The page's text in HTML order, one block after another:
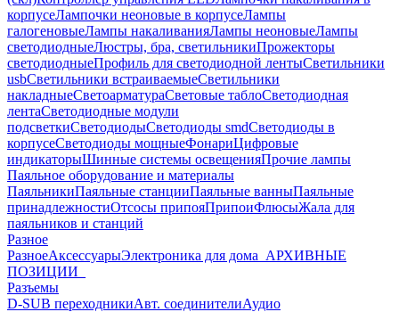
корпусеЛампочки неоновые в корпусеЛампы
галогеновыеЛампы накаливанияЛампы неоновыеЛампы
светодиодныеЛюстры, бра, светильникиПрожекторы
светодиодныеПрофиль для светодиодной лентыСветильники
usbСветильники встраиваемыеСветильники
накладныеСветоарматураСветовые таблоСветодиодная
лентаСветодиодные модули
подсветкиСветодиодыСветодиоды smdСветодиоды в
корпусеСветодиоды мощныеФонариЦифровые
индикаторыШинные системы освещенияПрочие лампы
Паяльное оборудование и материалы
ПаяльникиПаяльные станцииПаяльные ванныПаяльные
принадлежностиОтсосы припояПрипоиФлюсыЖала для
паяльников и станций
Разное
РазноеАксессуарыЭлектроника для дома _АРХИВНЫЕ
ПОЗИЦИИ_
Разъемы
D-SUB переходникиАвт. соединителиАудио